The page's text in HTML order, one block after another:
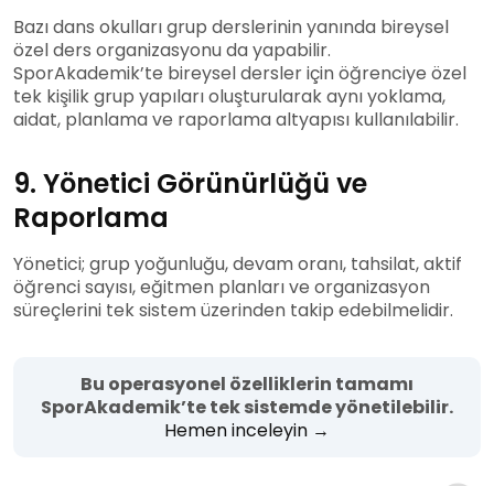
Bazı dans okulları grup derslerinin yanında bireysel
özel ders organizasyonu da yapabilir.
SporAkademik’te bireysel dersler için öğrenciye özel
tek kişilik grup yapıları oluşturularak aynı yoklama,
aidat, planlama ve raporlama altyapısı kullanılabilir.
9. Yönetici Görünürlüğü ve
Raporlama
Yönetici; grup yoğunluğu, devam oranı, tahsilat, aktif
öğrenci sayısı, eğitmen planları ve organizasyon
süreçlerini tek sistem üzerinden takip edebilmelidir.
Bu operasyonel özelliklerin tamamı
SporAkademik’te tek sistemde yönetilebilir.
Hemen inceleyin →